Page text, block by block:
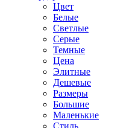
Цвет
Белые
Светлые
Серые
Темные
Цена
Элитные
Дешевые
Размеры
Большие
Маленькие
Стиль